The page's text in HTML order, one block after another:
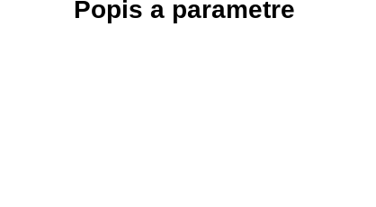
Popis a parametre